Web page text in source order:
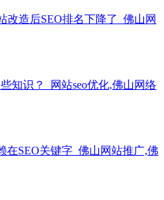
改造后SEO排名下降了_佛山网
知识？_网站seo优化,佛山网络
在SEO关键字_佛山网站推广,佛